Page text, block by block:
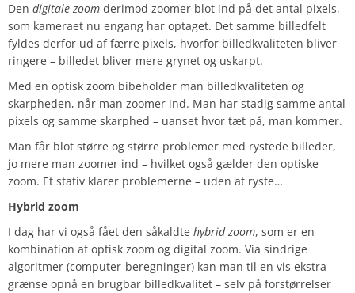
Den digitale zoom derimod zoomer blot ind på det antal pixels,
som kameraet nu engang har optaget. Det samme billedfelt
fyldes derfor ud af færre pixels, hvorfor billedkvaliteten bliver
ringere – billedet bliver mere grynet og uskarpt.
Med en optisk zoom bibeholder man billedkvaliteten og
skarpheden, når man zoomer ind. Man har stadig samme antal
pixels og samme skarphed – uanset hvor tæt på, man kommer.
Man får blot større og større problemer med rystede billeder,
jo mere man zoomer ind – hvilket også gælder den optiske
zoom. Et stativ klarer problemerne – uden at ryste…
Hybrid zoom
I dag har vi også fået den såkaldte hybrid zoom, som er en
kombination af optisk zoom og digital zoom. Via sindrige
algoritmer (computer-beregninger) kan man til en vis ekstra
grænse opnå en brugbar billedkvalitet – selv på forstørrelser